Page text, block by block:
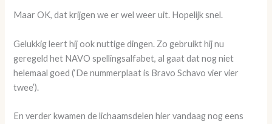
Maar OK, dat krijgen we er wel weer uit. Hopelijk snel.
Gelukkig leert hij ook nuttige dingen. Zo gebruikt hij nu
geregeld het NAVO spellingsalfabet, al gaat dat nog niet
helemaal goed (‘De nummerplaat is Bravo Schavo vier vier
twee’).
En verder kwamen de lichaamsdelen hier vandaag nog eens